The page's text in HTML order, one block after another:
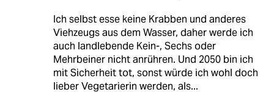
Ich selbst esse keine Krabben und anderes
Viehzeugs aus dem Wasser, daher werde ich
auch landlebende Kein-, Sechs oder
Mehrbeiner nicht anrühren. Und 2050 bin ich
mit Sicherheit tot, sonst würde ich wohl doch
lieber Vegetarierin werden, als...